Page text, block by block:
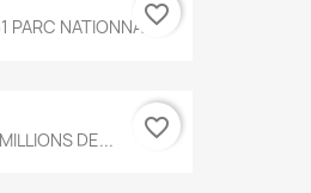
PARC NATIONNAL...
favorite_border
DE... favorite_border